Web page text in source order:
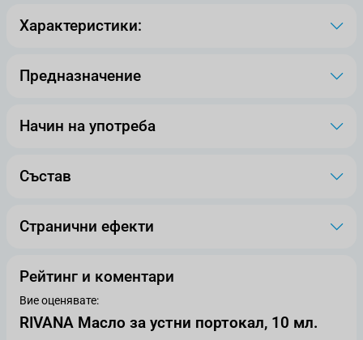
Характеристики:
Предназначение
Начин на употреба
Състав
Странични ефекти
Рейтинг и коментари
Вие оценявате:
RIVANA Масло за устни портокал, 10 мл.